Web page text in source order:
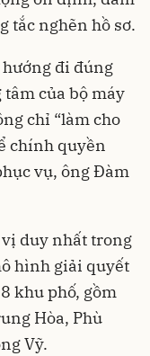
tắc nghẽn hồ sơ.
đi đúng
của bộ máy
chỉ “làm cho
chính quyền
vụ, ông Đàm
duy nhất trong
hình giải quyết
khu phố, gồm
Hòa, Phù
Vỹ.